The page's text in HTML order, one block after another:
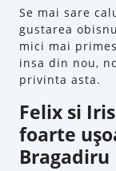
Se mai sare
gustarea
mici mai
insa din nou,
privinta asta.
Felix si
foarte
Bragadiru